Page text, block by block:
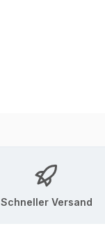
Schneller Versand